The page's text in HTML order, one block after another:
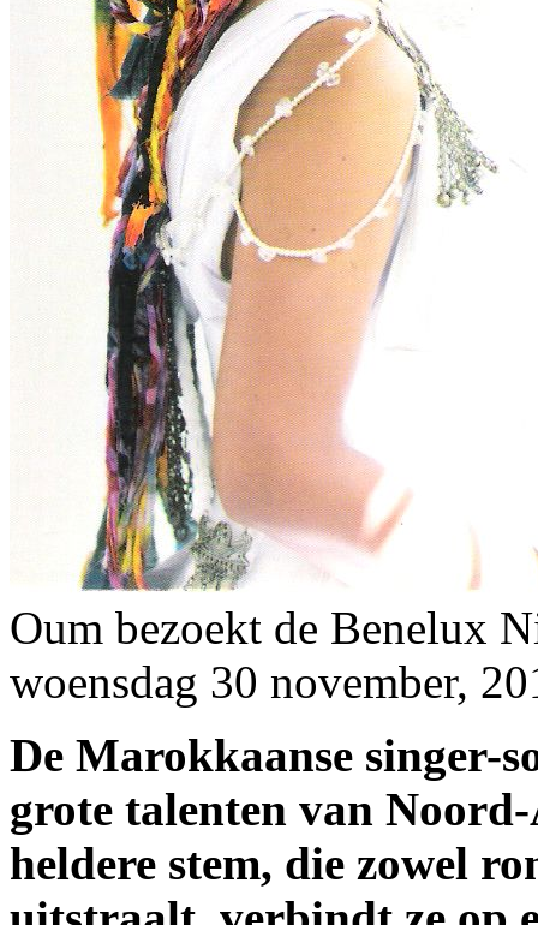
Oum bezoekt de Benelux
woensdag 30 november,
De Marokkaanse singer-
grote talenten van
heldere stem, die zowel